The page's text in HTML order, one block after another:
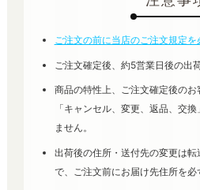
ご注文の前に当店のご注文規定を
ご注文確定後、約5営業日後の出
商品の特性上、ご注文確定後の
「キャンセル、変更、返品、交
ません。
出荷後の住所・送付先の変更は
で、ご注文前にお届け先住所を必